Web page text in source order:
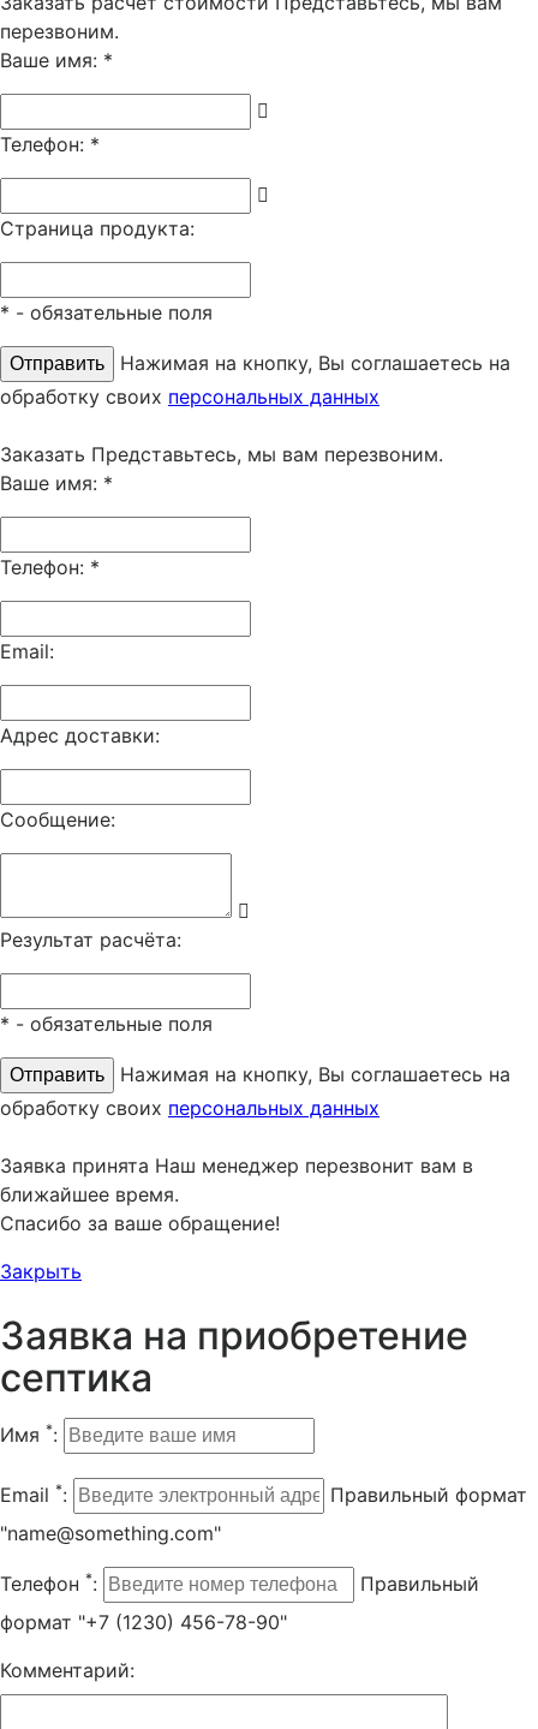
перезвоним.
Ваше имя: *
Телефон: *
Страница продукта:
* - обязательные поля
Нажимая на кнопку, Вы соглашаетесь на
обработку своих персональных данных
Заказать Представьтесь, мы вам перезвоним.
Ваше имя: *
Телефон: *
Email:
Адрес доставки:
Сообщение:
Результат расчёта:
* - обязательные поля
Нажимая на кнопку, Вы соглашаетесь на
обработку своих персональных данных
Заявка принята Наш менеджер перезвонит вам в
ближайшее время.
Спасибо за ваше обращение!
Закрыть
Заявка на приобретение
септика
Имя *:
Email *:
Правильный формат
"name@something.com"
Телефон *:
Правильный
формат "+7 (1230) 456-78-90"
Комментарий: